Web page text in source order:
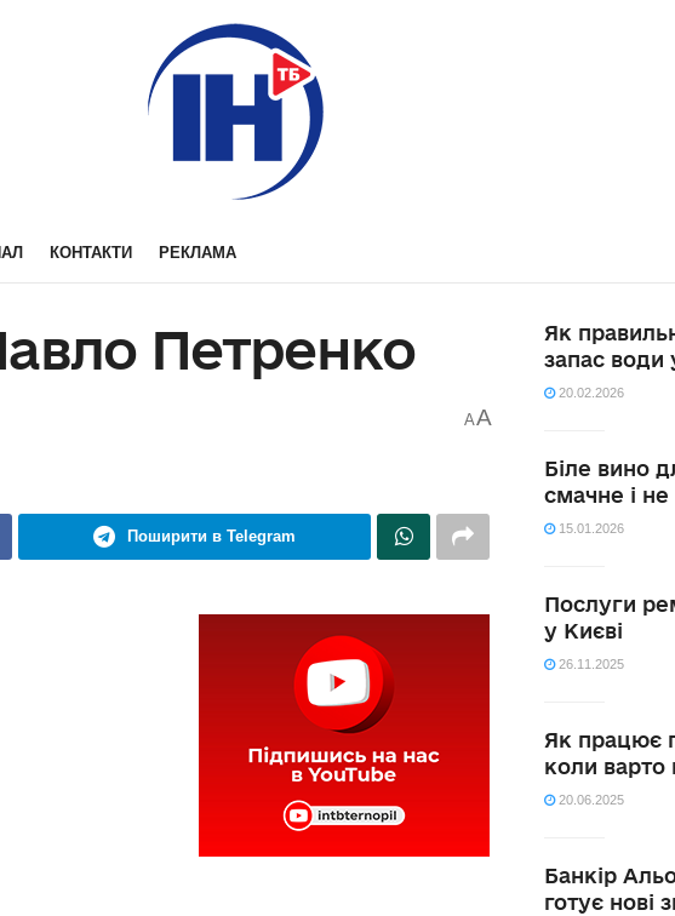
КОНТАКТИ РЕКЛАМА
Петренко
AA
Поширити в Telegram
Як
запас води
20.02.2026
Біле вино
смачне і
15.01.2026
Послуги
у Києві
26.11.2025
Як працює
коли варто
20.06.2025
Банкір
готує нові